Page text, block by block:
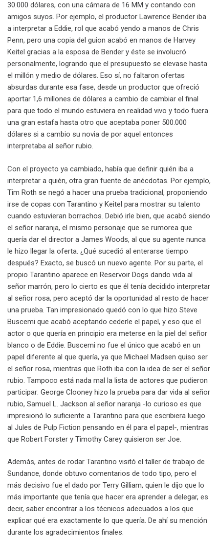
30.000 dólares, con una cámara de 16 MM y contando con
amigos suyos. Por ejemplo, el productor Lawrence Bender iba
a interpretar a Eddie, rol que acabó yendo a manos de Chris
Penn, pero una copia del guion acabó en manos de Harvey
Keitel gracias a la esposa de Bender y éste se involucró
personalmente, logrando que el presupuesto se elevase hasta
el millón y medio de dólares. Eso sí, no faltaron ofertas
absurdas durante esa fase, desde un productor que ofreció
aportar 1,6 millones de dólares a cambio de cambiar el final
para que todo el mundo estuviera en realidad vivo y todo fuera
una gran estafa hasta otro que aceptaba poner 500.000
dólares si a cambio su novia de por aquel entonces
interpretaba al señor rubio.
Con el proyecto ya cambiado, había que definir quién iba a
interpretar a quién, otra gran fuente de anécdotas. Por ejemplo,
Tim Roth se negó a hacer una prueba tradicional, proponiendo
irse de copas con Tarantino y Keitel para mostrar su talento
cuando estuvieran borrachos. Debió irle bien, que acabó siendo
el señor naranja, el mismo personaje que se rumorea que
quería dar el director a James Woods, al que su agente nunca
le hizo llegar la oferta. ¿Qué sucedió al enterarse tiempo
después? Exacto, se buscó un nuevo agente. Por su parte, el
propio Tarantino aparece en Reservoir Dogs dando vida al
señor marrón, pero lo cierto es que él tenía decidido interpretar
al señor rosa, pero aceptó dar la oportunidad al resto de hacer
una prueba. Tan impresionado quedó con lo que hizo Steve
Buscemi que acabó aceptando cederle el papel, y eso que el
actor o que quería en principio era meterse en la piel del señor
blanco o de Eddie. Buscemi no fue el único que acabó en un
papel diferente al que quería, ya que Michael Madsen quiso ser
el señor rosa, mientras que Roth iba con la idea de ser el señor
rubio. Tampoco está nada mal la lista de actores que pudieron
participar: George Clooney hizo la prueba para dar vida al señor
rubio, Samuel L. Jackson al señor naranja -lo curioso es que
impresionó lo suficiente a Tarantino para que escribiera luego
al Jules de Pulp Fiction pensando en él para el papel-, mientras
que Robert Forster y Timothy Carey quisieron ser Joe.
Además, antes de rodar Tarantino visitó el taller de trabajo de
Sundance, donde obtuvo comentarios de todo tipo, pero el
más decisivo fue el dado por Terry Gilliam, quien le dijo que lo
más importante que tenía que hacer era aprender a delegar, es
decir, saber encontrar a los técnicos adecuados a los que
explicar qué era exactamente lo que quería. De ahí su mención
durante los agradecimientos finales.